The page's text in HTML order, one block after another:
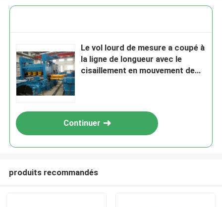
Le vol lourd de mesure a coupé à
la ligne de longueur avec le
cisaillement en mouvement de
Continuer
produits recommandés